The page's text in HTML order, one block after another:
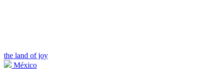
the land of joy
México